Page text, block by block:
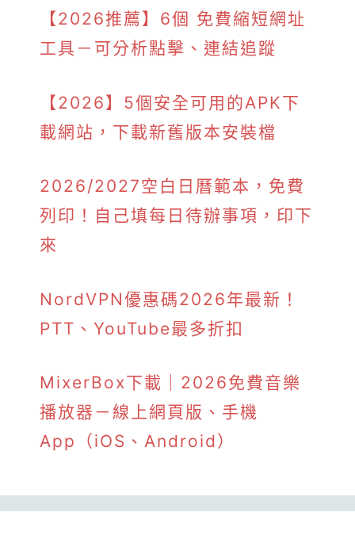
【2026推薦】6個 免費縮短網址
工具－可分析點擊、連結追蹤
【2026】5個安全可用的APK下
載網站，下載新舊版本安裝檔
2026/2027空白日曆範本，免費
列印！自己填每日待辦事項，印下
來
NordVPN優惠碼2026年最新！
PTT、YouTube最多折扣
MixerBox下載｜2026免費音樂
播放器－線上網頁版、手機
App（iOS、Android）